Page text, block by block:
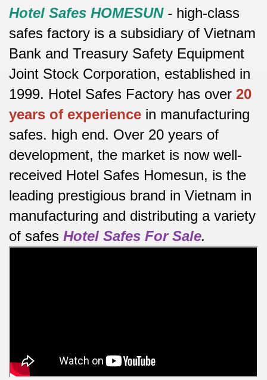
Hotel Safes HOMESUN- high-class
safes factory is a subsidiary of Vietnam
Bank and Treasury Safety Equipment
Joint Stock Corporation, established in
1999. Hotel Safes Factory has over 20
years of experience in manufacturing
safes. high end. Over 20 years of
development, the market is now well-
received Hotel Safes Homesun, is the
leading prestigious brand in Vietnam in
manufacturing and distributing a variety
of safes Hotel Safes For Sale.